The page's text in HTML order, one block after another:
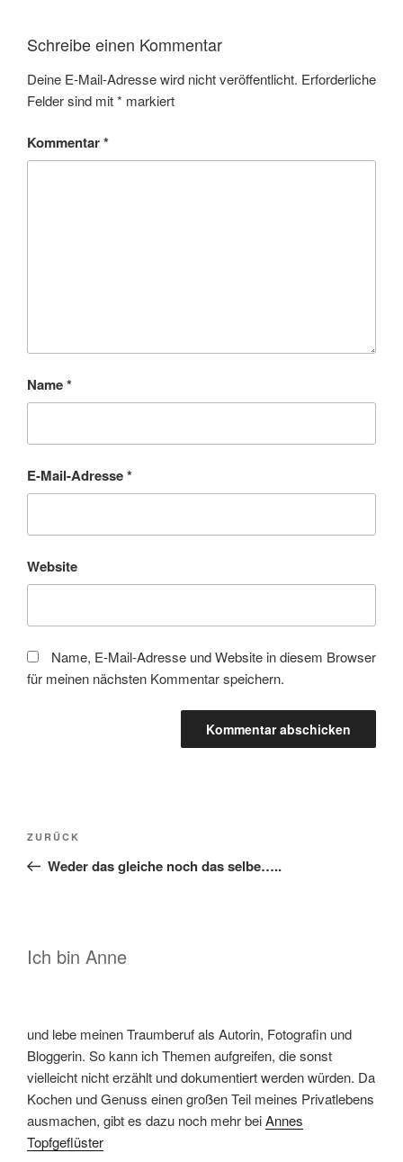
Schreibe einen Kommentar
Deine E-Mail-Adresse wird nicht veröffentlicht. Erforderliche
Felder sind mit* markiert
Kommentar*
Name*
E-Mail-Adresse*
Website
Name, E-Mail-Adresse und Website in diesem Browser
für meinen nächsten Kommentar speichern.
Beitragsnavigation
Vorheriger
Beitrag
ZURÜCK
Weder das gleiche noch das selbe…..
Ich bin Anne
und lebe meinen Traumberuf als Autorin, Fotografin und
Bloggerin. So kann ich Themen aufgreifen, die sonst
vielleicht nicht erzählt und dokumentiert werden würden. Da
Kochen und Genuss einen großen Teil meines Privatlebens
ausmachen, gibt es dazu noch mehr beiAnnes
Topfgeflüster